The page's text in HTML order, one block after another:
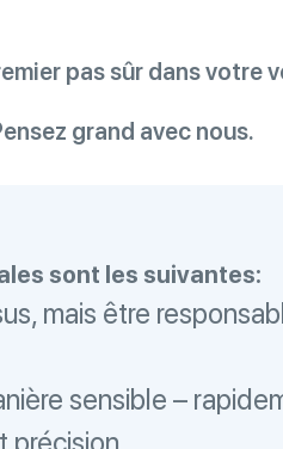
pas sûr dans votre
grand avec nous.
sont les suivantes:
mais être
sensible –